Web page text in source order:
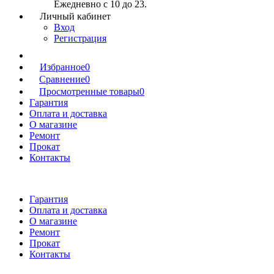
Ежедневно с 10 до 23.
Личный кабинет
Вход
Регистрация
Избранное0
Сравнение0
Просмотренные товары0
Гарантия
Оплата и доставка
О магазине
Ремонт
Прокат
Контакты
Гарантия
Оплата и доставка
О магазине
Ремонт
Прокат
Контакты